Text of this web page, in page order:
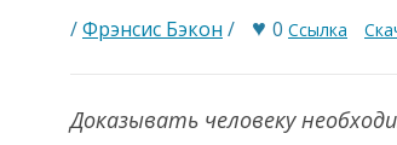
/Фрэнсис Бэкон / ♥ 0 Ссылка
Доказывать человеку